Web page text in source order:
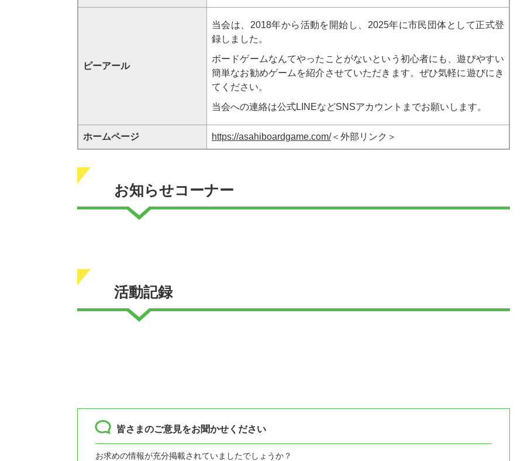
ピーアール
当会は、2018年から活動を開始し、2025年に市民団体として正式登
録しました。
ボードゲームなんてやったことがないという初心者にも、遊びやすい
簡単なお勧めゲームを紹介させていただきます。ぜひ気軽に遊びにき
てください。
当会への連絡は公式LINEなどSNSアカウントまでお願いします。
ホームページ https://asahiboardgame.com/＜外部リンク＞
お知らせコーナー
活動記録
皆さまのご意見をお聞かせください
お求めの情報が充分掲載されていましたでしょうか？